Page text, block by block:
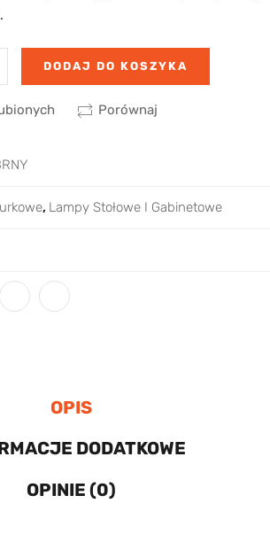
DODAJ DO KOSZYKA
Porównaj
, Lampy Stołowe I Gabinetowe
OPIS
DODATKOWE
OPINIE (0)